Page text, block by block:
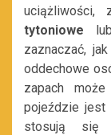
uciążliwości,
tytoniowe
zaznaczać,
oddechowe
zapach
pojeździe jest
stosują się